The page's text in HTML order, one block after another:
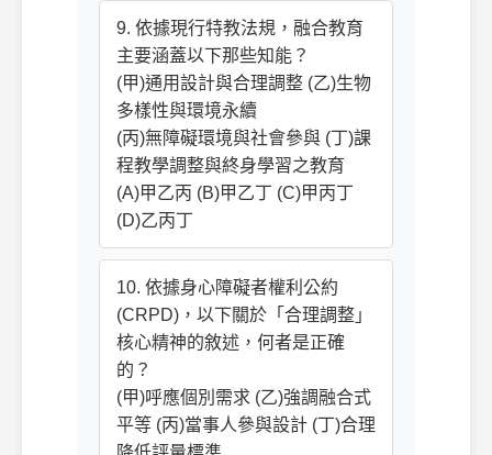
9. 依據現行特教法規，融合教育
主要涵蓋以下那些知能？
(甲)通用設計與合理調整 (乙)生物
多樣性與環境永續
(丙)無障礙環境與社會參與 (丁)課
程教學調整與終身學習之教育
(A)甲乙丙 (B)甲乙丁 (C)甲丙丁
(D)乙丙丁
10. 依據身心障礙者權利公約
(CRPD)，以下關於「合理調整」
核心精神的敘述，何者是正確
的？
(甲)呼應個別需求 (乙)強調融合式
平等 (丙)當事人參與設計 (丁)合理